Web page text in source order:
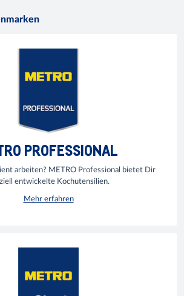
PROFESSIONAL
arbeiten? METRO Professional bietet Dir
entwickelte Kochutensilien.
Mehr erfahren